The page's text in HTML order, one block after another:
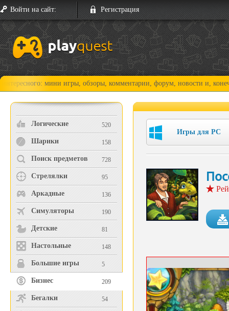
Войти на сайт: Регистрация
мини игры, обзоры, комментарии, форум, новости и, конечно,
Логические 520
Шарики 158
Поиск предметов 728
Стрелялки 95
Аркадные 136
Симуляторы 190
Детские 81
Настольные 148
Большие игры 5
Бизнес 209
Бегалки 54
Игры для PC